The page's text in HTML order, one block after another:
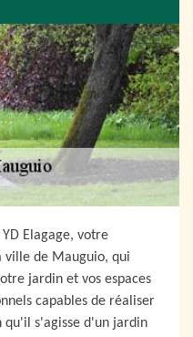
Elagage, votre
ville de Mauguio, qui
jardin et vos espaces
capables de réaliser
qu'il s'agisse d'un jardin